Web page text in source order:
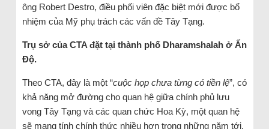
ông Robert Destro, điều phối viên đặc biệt mới được bổ
nhiệm của Mỹ phụ trách các vấn đề Tây Tạng.
Trụ sở của CTA đặt tại thành phố Dharamshalah ở Ấn
Độ.
Theo CTA, đây là một “cuộc họp chưa từng có tiền lệ”, có
khả năng mở đường cho quan hệ giữa chính phủ lưu
vong Tây Tạng và các quan chức Hoa Kỳ, một quan hệ
sẽ mang tính chính thức nhiều hơn trong những năm tới.